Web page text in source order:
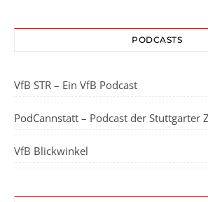
PODCASTS
VfB STR – Ein VfB Podcast
PodCannstatt – Podcast der Stuttgarter
VfB Blickwinkel